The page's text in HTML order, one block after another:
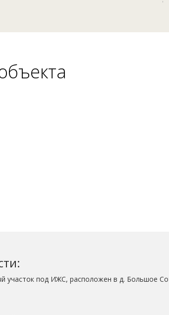
участок под ИЖС, расположен в д. Большое